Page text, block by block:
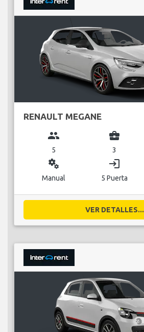
RENAULT MEGANE
group
5
business_center
3
miscellaneous_services
Manual
login
5 Puerta
VER DETALLES...